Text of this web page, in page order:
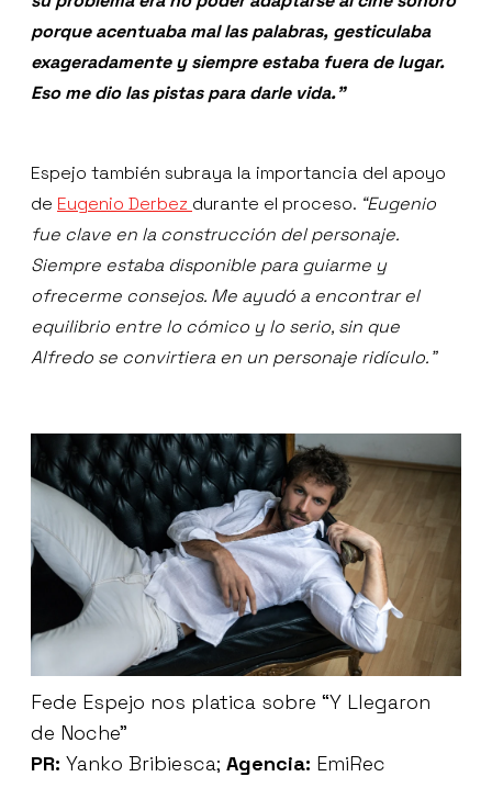
porque acentuaba mal las palabras, gesticulaba
exageradamente y siempre estaba fuera de lugar.
Eso me dio las pistas para darle vida.”
Espejo también subraya la importancia del apoyo
de Eugenio Derbez durante el proceso. “Eugenio
fue clave en la construcción del personaje.
Siempre estaba disponible para guiarme y
ofrecerme consejos. Me ayudó a encontrar el
equilibrio entre lo cómico y lo serio, sin que
Alfredo se convirtiera en un personaje ridículo.”
Fede Espejo nos platica sobre “Y Llegaron
de Noche”
PR: Yanko Bribiesca; Agencia: EmiRec